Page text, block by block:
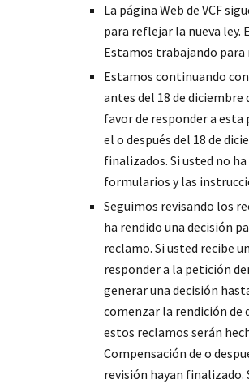
La página Web de VCF
para reflejar la nueva ley.
Estamos trabajando
Estamos continuando
antes del 18 de diciembre
favor de responder a
el o después del 18 de
finalizados. Si usted no
formularios y las
Seguimos revisando los
ha rendido una decisión
reclamo. Si usted recibe
responder a la petición
generar una decisión
comenzar la rendición de
estos reclamos serán
Compensación de o
revisión hayan finalizado.